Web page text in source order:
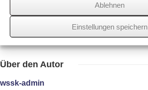
Ablehnen
Einstellungen speichern
Über den Autor
wssk-admin